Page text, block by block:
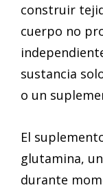
construir
cuerpo no
sustancia
o un
El
glutamina,
durante